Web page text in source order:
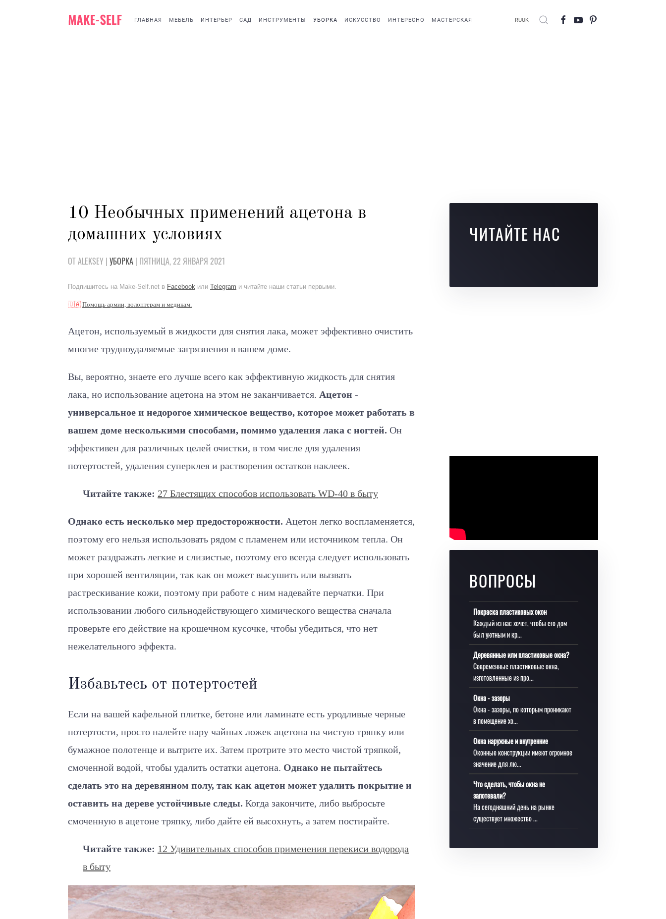
ГЛАВНАЯ МЕБЕЛЬ ИНТЕРЬЕР САД ИНСТРУМЕНТЫ УБОРКА ИСКУССТВО ИНТЕРЕСНО МАСТЕРСКАЯ RUUK
10 Необычных применений ацетона в
домашних условиях
ОТ ALEKSEY | УБОРКА | ПЯТНИЦА, 22 ЯНВАРЯ 2021
Подпишитесь на Make-Self.net в Facebook или Telegram и читайте наши статьи первыми.
🇺🇦Помощь армии, волонтерам и медикам.
Ацетон, используемый в жидкости для снятия лака, может эффективно очистить
многие трудноудаляемые загрязнения в вашем доме.
Вы, вероятно, знаете его лучше всего как эффективную жидкость для снятия
лака, но использование ацетона на этом не заканчивается. Ацетон -
универсальное и недорогое химическое вещество, которое может работать в
вашем доме несколькими способами, помимо удаления лака с ногтей. Он
эффективен для различных целей очистки, в том числе для удаления
потертостей, удаления суперклея и растворения остатков наклеек.
Читайте также: 27 Блестящих способов использовать WD-40 в быту
Однако есть несколько мер предосторожности. Ацетон легко воспламеняется,
поэтому его нельзя использовать рядом с пламенем или источником тепла. Он
может раздражать легкие и слизистые, поэтому его всегда следует использовать
при хорошей вентиляции, так как он может высушить или вызвать
растрескивание кожи, поэтому при работе с ним надевайте перчатки. При
использовании любого сильнодействующего химического вещества сначала
проверьте его действие на крошечном кусочке, чтобы убедиться, что нет
нежелательного эффекта.
Избавьтесь от потертостей
Если на вашей кафельной плитке, бетоне или ламинате есть уродливые черные
потертости, просто налейте пару чайных ложек ацетона на чистую тряпку или
бумажное полотенце и вытрите их. Затем протрите это место чистой тряпкой,
смоченной водой, чтобы удалить остатки ацетона. Однако не пытайтесь
сделать это на деревянном полу, так как ацетон может удалить покрытие и
оставить на дереве устойчивые следы. Когда закончите, либо выбросьте
смоченную в ацетоне тряпку, либо дайте ей высохнуть, а затем постирайте.
Читайте также: 12 Удивительных способов применения перекиси водорода
в быту
ЧИТАЙТЕ НАС
ВОПРОСЫ
Покраска пластиковых окон
Каждый из нас хочет, чтобы его дом
был уютным и кр...
Деревянные или пластиковые окна?
Современные пластиковые окна,
изготовленные из про...
Окна - зазоры
Окна - зазоры, по которым проникают
в помещение хо...
Окна наружные и внутренние
Оконные конструкции имеют огромное
значение для лю...
Что сделать, чтобы окна не
запотевали?
На сегодняшний день на рынке
существует множество ...